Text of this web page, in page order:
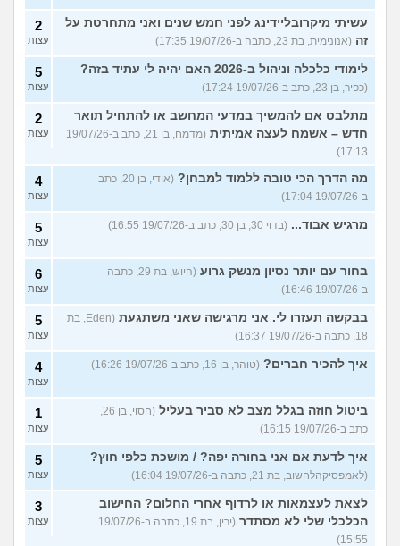
עשיתי מיקרובליידינג לפני חמש שנים ואני מתחרטת על
זה (אנונימית, בת 23, כתבה ב-19/07/26 17:35)
2
עצות
לימודי כלכלה וניהול ב-2026 האם יהיה לי עתיד בזה?
(כפיר, בן 23, כתב ב-19/07/26 17:24)
5
עצות
מתלבט אם להמשיך במדעי המחשב או להתחיל תואר
חדש – אשמח לעצה אמיתית
(מדמח, בן 21, כתב ב-19/07/26
17:13)
2
עצות
מה הדרך הכי טובה ללמוד למבחן?
(אודי, בן 20, כתב
ב-19/07/26 17:04)
4
עצות
מרגיש אבוד... (בדוי 30, בן 30, כתב ב-19/07/26 16:55) 5
עצות
בחור עם יותר נסיון מנשק גרוע
(היוש, בת 29, כתבה
ב-19/07/26 16:46)
6
עצות
בבקשה תעזרו לי. אני מרגישה שאני משתגעת
(Eden, בת
18, כתבה ב-19/07/26 16:37)
5
עצות
איך להכיר חברים? (טוהר, בן 16, כתב ב-19/07/26 16:26) 4
עצות
ביטול חוזה בגלל מצב לא סביר בעליל
כתב ב-19/07/26 16:15)
1
עצות
איך לדעת אם אני בחורה יפה? / מושכת כלפי חוץ?
(לאמפסיקהלחשוב, בת 21, כתבה ב-19/07/26 16:04)
5
עצות
לצאת לעצמאות או לרדוף אחרי החלום? החישוב
הכלכלי שלי לא מסתדר
(ירין, בת 19, כתבה ב-19/07/26
15:55)
3
עצות